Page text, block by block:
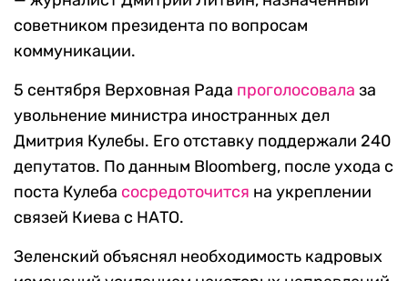
советником президента по вопросам
коммуникации.
5 сентября Верховная Рада проголосовала за
увольнение министра иностранных дел
Дмитрия Кулебы. Его отставку поддержали 240
депутатов. По данным Bloomberg, после ухода с
поста Кулеба сосредоточится на укреплении
связей Киева с НАТО.
Зеленский объяснял необходимость кадровых